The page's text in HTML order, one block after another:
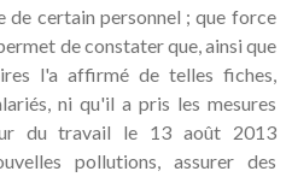
de certain personnel ; que force
de constater que, ainsi que
l'a affirmé de telles fiches,
ni qu'il a pris les mesures
du travail le 13 août 2013
pollutions, assurer des